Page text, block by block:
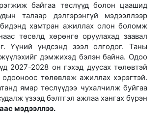
байгаа төслүүд болон цаашид
талаар дэлгэрэнгүй мэдээллээр
бидэнд хамтран ажиллах олон боломж
төсөлд хөрөнгө оруулахад заавал
Үүний үндсэнд зээл олгодог. Таны
дэмжихэд бэлэн байна. Одоо
2027-2028 он гэхэд дуусах төлөвтэй
төлөвлөж ажиллах хэрэгтэй.
ямар төслүүдээ чухалчилж буйгаа
үзээд бэлтгэл ажлаа хангах бүрэн
мэдээллээ.